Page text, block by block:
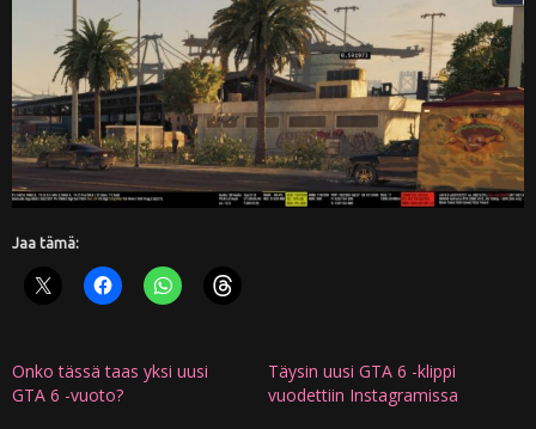
Jaa tämä:
Onko tässä taas yksi uusi
GTA 6 -vuoto?
Täysin uusi GTA 6 -klippi
vuodettiin Instagramissa